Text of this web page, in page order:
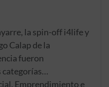
la spin-off i4life y
Calap de la
fueron
categorías
Emprendimiento e